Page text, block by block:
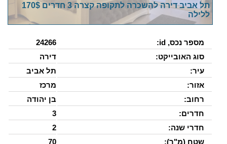
תל אביב דירה להשכרה לתקופה קצרה 3 חדרים 170$
ללילה
מספר נכס, id:
24266
סוג האובייקט:
דירה
עיר:
תל אביב
אזור:
מרכז
רחוב:
בן יהודה
חדרים:
3
חדרי שנה:
2
שטח (מ"ר):
70